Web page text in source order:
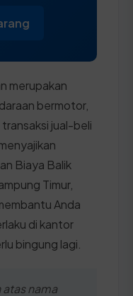
merupakan
bermotor,
jual-beli
Biaya Balik
Timur,
Anda
di kantor
bingung lagi.
nama